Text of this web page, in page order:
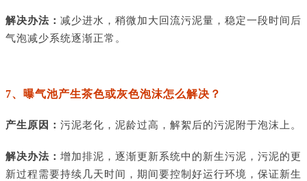
解决办法： 减少进水，稍微加大回流污泥量，稳定一段时间后
气泡减少系统逐渐正常。
7、曝气池产生茶色或灰色泡沫怎么解决？
产生原因： 污泥老化，泥龄过高，解絮后的污泥附于泡沫上。
解决办法： 增加排泥，逐渐更新系统中的新生污泥，污泥的更
新过程需要持续几天时间，期间要控制好运行环境，保证新生